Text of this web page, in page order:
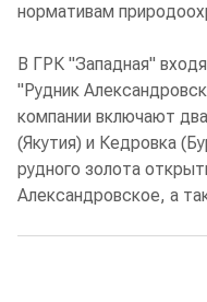
нормативам
В ГРК "Западная"
"Рудник
компании включают
(Якутия) и Кедровка
рудного золота
Александровское, а